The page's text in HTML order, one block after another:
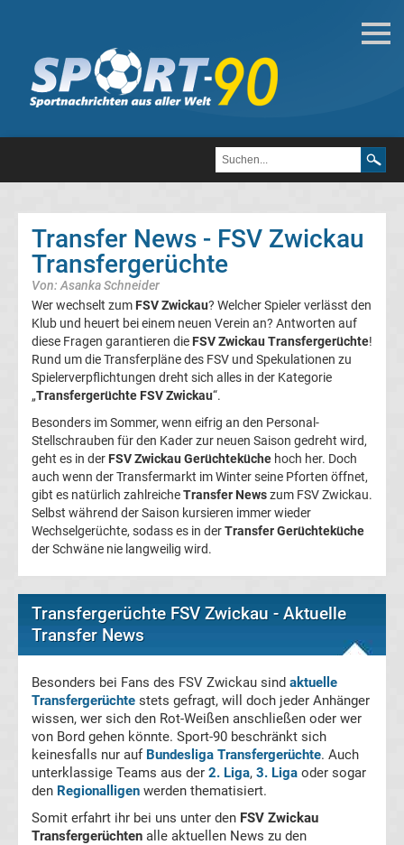
Deutsche
Transfergerüchte
FC
Heidenheim
1846
Transfergerüchte
1.
FC
Kaiserslautern
Transfergerüchte
FC
Köln
Transfergerüchte
1.
FC
Magdeburg
Transfer News - FSV Zwickau
Transfergerüchte
Von: Asanka Schneider
Wer wechselt zum FSV Zwickau? Welcher Spieler verlässt den
Klub und heuert bei einem neuen Verein an? Antworten auf
diese Fragen garantieren die FSV Zwickau Transfergerüchte!
Rund um die Transferpläne des FSV und Spekulationen zu
Spielerverpflichtungen dreht sich alles in der Kategorie
„Transfergerüchte FSV Zwickau“.
Besonders im Sommer, wenn eifrig an den Personal-
Stellschrauben für den Kader zur neuen Saison gedreht wird,
geht es in der FSV Zwickau Gerüchteküche hoch her. Doch
auch wenn der Transfermarkt im Winter seine Pforten öffnet,
gibt es natürlich zahlreicheTransfer Newszum FSV Zwickau.
Selbst während der Saison kursieren immer wieder
Wechselgerüchte, sodass es in derTransfer Gerüchteküche
der Schwäne nie langweilig wird.
Transfergerüchte FSV Zwickau - Aktuelle
Transfer News
Besonders bei Fans des FSV Zwickau sind aktuelle
Transfergerüchte stets gefragt, will doch jeder Anhänger
wissen, wer sich den Rot-Weißen anschließen oder wer
von Bord gehen könnte. Sport-90 beschränkt sich
keinesfalls nur auf Bundesliga Transfergerüchte. Auch
unterklassige Teams aus der 2. Liga, 3. Liga oder sogar
den Regionalligen werden thematisiert.
Somit erfahrt ihr bei uns unter den FSV Zwickau
Transfergerüchten alle aktuellen News zu den